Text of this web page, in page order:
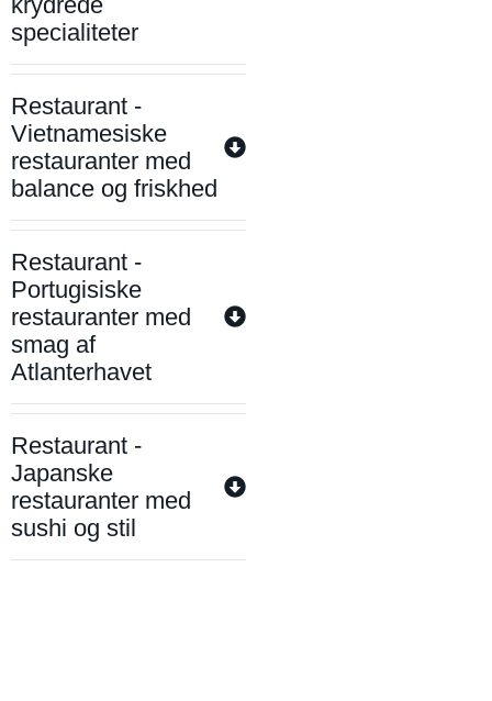
specialiteter
Restaurant -
Vietnamesiske
restauranter med
balance og friskhed
Restaurant -
Portugisiske
restauranter med
smag af
Atlanterhavet
Restaurant -
Japanske
restauranter med
sushi og stil